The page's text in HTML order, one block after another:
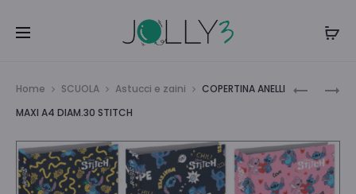
i
LILLO
E
STICH
DIARIO
COP.
LUCIDA
STITCH
Home SCUOLA Astucci e zaini
COPERTINA ANELLI
MAXI A4 DIAM.30 STITCH